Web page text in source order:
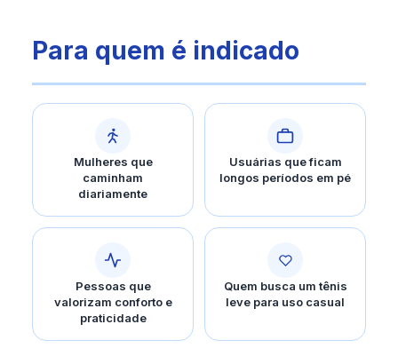
Para quem é indicado
Mulheres que
caminham
diariamente
Usuárias que ficam
longos períodos em pé
Pessoas que
valorizam conforto e
praticidade
Quem busca um tênis
leve para uso casual